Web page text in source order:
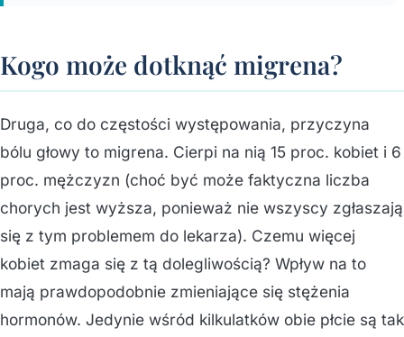
Kogo może dotknąć migrena?
Druga, co do częstości występowania, przyczyna
bólu głowy to migrena. Cierpi na nią 15 proc. kobiet i 6
proc. mężczyzn (choć być może faktyczna liczba
chorych jest wyższa, ponieważ nie wszyscy zgłaszają
się z tym problemem do lekarza). Czemu więcej
kobiet zmaga się z tą dolegliwością? Wpływ na to
mają prawdopodobnie zmieniające się stężenia
hormonów. Jedynie wśród kilkulatków obie płcie są tak